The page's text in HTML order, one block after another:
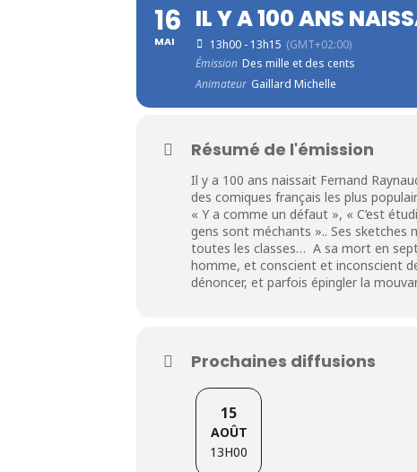
16
MAI
IL Y A 100 ANS
13h00 - 13h15 (GMT+02:00)
Émission Des mille et des cents
Animateur Gaillard Michelle
Résumé de l'émission
Il y a 100 ans naissait Fernand
des comiques français les plus
« Y a comme un défaut », « C’est
gens sont méchants ».. Ses sketches
toutes les classes… A sa mort en
homme, et conscient et inconscient
dénoncer, et parfois épingler la
Prochaines diffusions
15
AOÛT
13H00